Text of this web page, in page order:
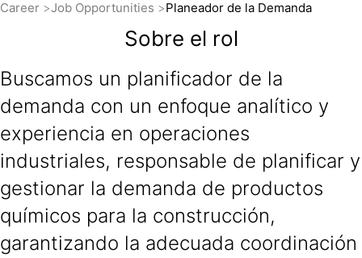
Career Job Opportunities Planeador de la Demanda
Sobre el rol
Buscamos un planificador de la
demanda con un enfoque analítico y
experiencia en operaciones
industriales, responsable de planificar y
gestionar la demanda de productos
químicos para la construcción,
garantizando la adecuada coordinación